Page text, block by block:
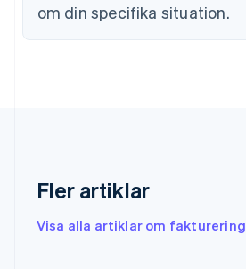
om din specifika situation.
Fler artiklar
Visa alla artiklar om fakturering
简体中文English
Finland
Grekland
Hongkong SAR, Kina